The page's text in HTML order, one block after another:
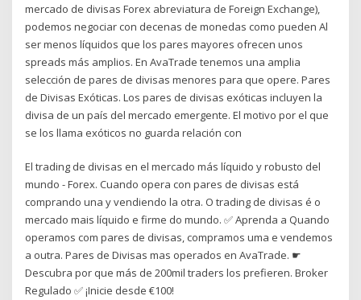
mercado de divisas Forex abreviatura de Foreign Exchange),
podemos negociar con decenas de monedas como pueden Al
ser menos líquidos que los pares mayores ofrecen unos
spreads más amplios. En AvaTrade tenemos una amplia
selección de pares de divisas menores para que opere. Pares
de Divisas Exóticas. Los pares de divisas exóticas incluyen la
divisa de un país del mercado emergente. El motivo por el que
se los llama exóticos no guarda relación con
El trading de divisas en el mercado más líquido y robusto del
mundo - Forex. Cuando opera con pares de divisas está
comprando una y vendiendo la otra. O trading de divisas é o
mercado mais líquido e firme do mundo. ✅ Aprenda a Quando
operamos com pares de divisas, compramos uma e vendemos
a outra. Pares de Divisas mas operados en AvaTrade. ☛
Descubra por que más de 200mil traders los prefieren. Broker
Regulado ✅ ¡Inicie desde €100!